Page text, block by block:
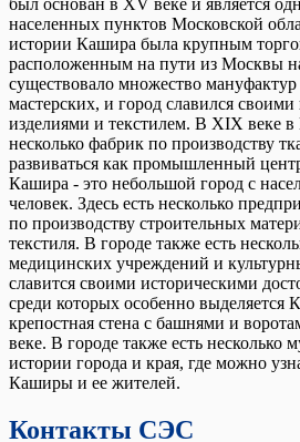
был основан в XV веке и является
населенных пунктов Московской
истории Кашира была крупным
расположенным на пути из Москвы
существовало множество
мастерских, и город славился
изделиями и текстилем. В XIX веке
несколько фабрик по производству
развиваться как промышленный
Кашира - это небольшой город с
человек. Здесь есть несколько
по производству строительных
текстиля. В городе также есть
медицинских учреждений и
славится своими историческими
среди которых особенно выделяется
крепостная стена с башнями и
веке. В городе также есть несколько
истории города и края, где можно
Каширы и ее жителей.
Контакты СЭС